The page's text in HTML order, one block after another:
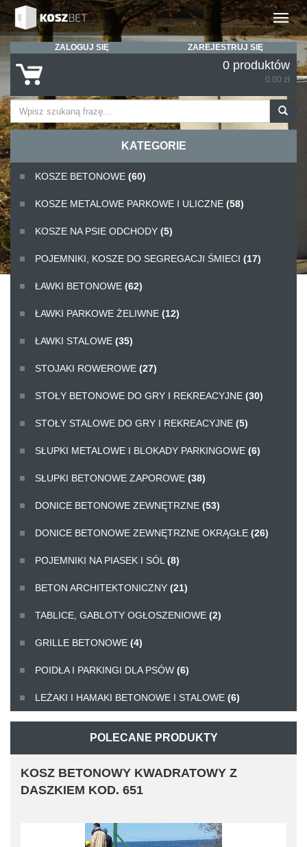
Rozwiń
ZALOGUJ SIĘ ZAREJESTRUJ SIĘ
0 produktów
0.00 zł
KATEGORIE
KOSZE BETONOWE (60)
KOSZE METALOWE PARKOWE I ULICZNE (58)
KOSZE NA PSIE ODCHODY (5)
POJEMNIKI, KOSZE DO SEGREGACJI ŚMIECI (17)
ŁAWKI BETONOWE (62)
ŁAWKI PARKOWE ŻELIWNE (12)
ŁAWKI STALOWE (35)
STOJAKI ROWEROWE (27)
STOŁY BETONOWE DO GRY I REKREACYJNE (30)
STOŁY STALOWE DO GRY I REKREACYJNE (5)
SŁUPKI METALOWE I BLOKADY PARKINGOWE (6)
SŁUPKI BETONOWE ZAPOROWE (38)
DONICE BETONOWE ZEWNĘTRZNE (53)
DONICE BETONOWE ZEWNĘTRZNE OKRĄGŁE (26)
POJEMNIKI NA PIASEK I SÓL (8)
BETON ARCHITEKTONICZNY (21)
TABLICE, GABLOTY OGŁOSZENIOWE (2)
GRILLE BETONOWE (4)
POIDŁA I PARKINGI DLA PSÓW (6)
LEŻAKI I HAMAKI BETONOWE I STALOWE (6)
POLECANE PRODUKTY
KOSZ BETONOWY KWADRATOWY Z
DASZKIEM KOD. 651